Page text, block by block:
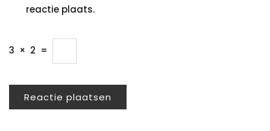
reactie plaats.
3 × 2 =